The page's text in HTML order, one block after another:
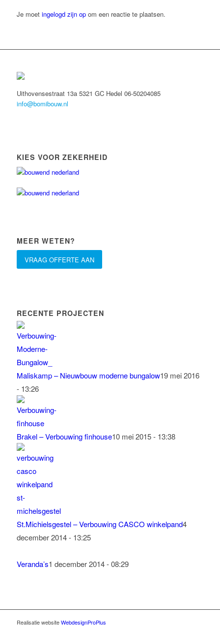
Je moet ingelogd zijn opom een reactie te plaatsen.
Uithovensestraat 13a 5321 GC Hedel 06-50204085
info@bomibouw.nl
KIES VOOR ZEKERHEID
MEER WETEN?
VRAAG OFFERTE AAN
RECENTE PROJECTEN
Maliskamp – Nieuwbouw moderne bungalow19 mei 2016
- 13:26
Brakel – Verbouwing finhouse10 mei 2015 - 13:38
St.Michielsgestel – Verbouwing CASCO winkelpand4
december 2014 - 13:25
Veranda’s1 december 2014 - 08:29
Realisatie websiteWebdesignProPlus